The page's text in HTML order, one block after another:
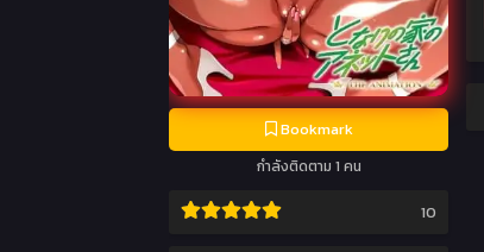
Bookmark
กำลังติดตาม 1 คน
10